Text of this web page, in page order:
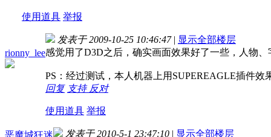
使用道具 举报
rionny_lee
发表于 2009-10-25 10:46:47 | 显示全部楼层
感觉用了D3D之后，确实画面效果好了一些，人物
PS：经过测试，本人机器上用SUPEREAGLE插件
回复 支持 反对
使用道具 举报
恶魔城狂迷 发表于 2010-5-1 23:47:10 | 显示全部楼层